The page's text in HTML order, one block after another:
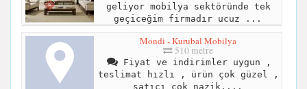
geliyor mobilya sektöründe tek
geçiceğim firmadır ucuz ...
Mondi - Kurubal Mobilya
510 metre
Fiyat ve indirimler uygun ,
teslimat hızlı , ürün çok güzel ,
satıcı çok nazik....